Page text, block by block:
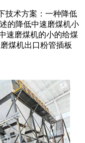
技术方案：一种降低
的降低中速磨煤机小
速磨煤机的小的给煤
煤机出口粉管插板